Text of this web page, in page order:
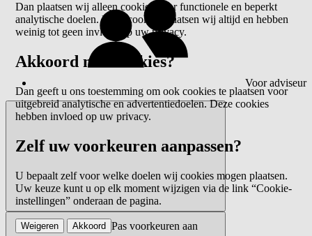
Voor adviseur
Dan plaatsen wij alleen cookies voor functionele en beperkt
analytische doelen. Deze cookies plaatsen wij altijd en hebben
weinig tot geen invloed op uw privacy.
Akkoord met cookies?
Dan geeft u ons toestemming om ook cookies te plaatsen voor
uitgebreid analytische en advertentiedoelen. Deze cookies
hebben invloed op uw privacy.
Zelf uw voorkeuren aanpassen?
U bepaalt zelf voor welke doelen wij cookies mogen plaatsen.
Uw keuze kunt u op elk moment wijzigen via de link “Cookie-
instellingen” onderaan de pagina.
Pas voorkeuren aan
Weigeren Akkoord